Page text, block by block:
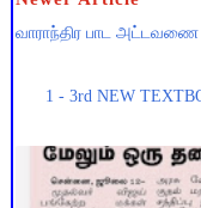
வாராந்திர பாட அட்டவணை
1 - 3rd NEW